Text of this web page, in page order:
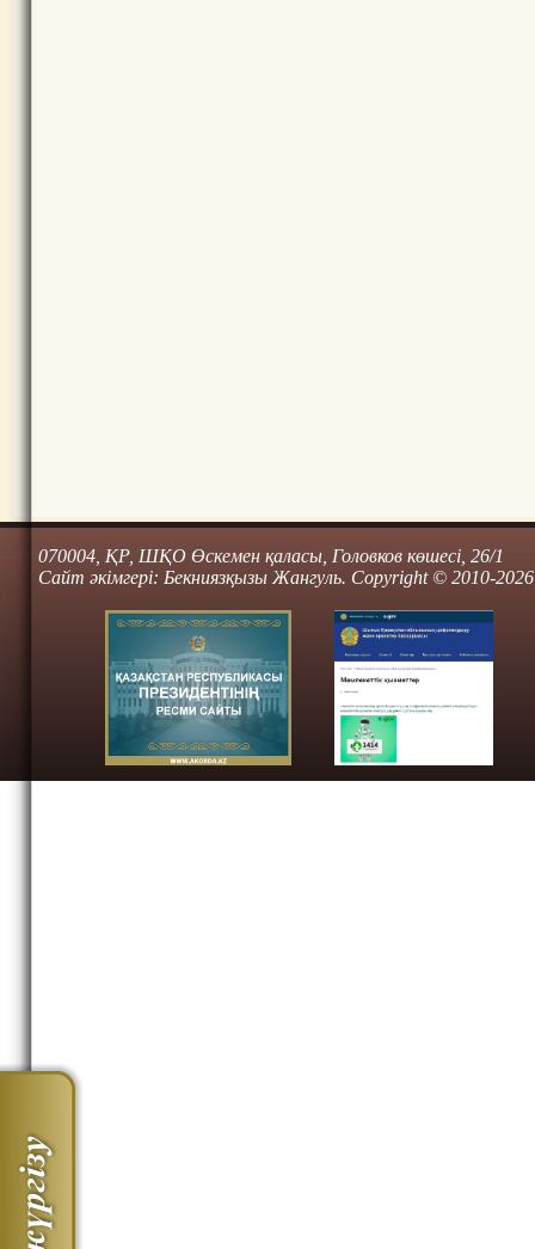
070004, ҚР, ШҚО Өскемен қаласы, Головков көшесі, 26/1
Сайт әкімгері: Бекниязқызы Жангуль. Copyright © 2010-2026